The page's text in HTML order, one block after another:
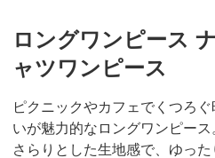
ロングワンピース
ャツワンピース
ピクニックやカフェでくつろ
いが魅力的なロングワンピース
さらりとした生地感で、ゆっ